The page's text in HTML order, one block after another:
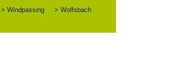
> Windpassing
> Wolfsbach